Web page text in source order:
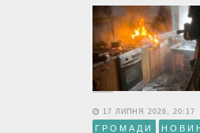
17 ЛИПНЯ 2026, 20:17
ГРОМАДИ